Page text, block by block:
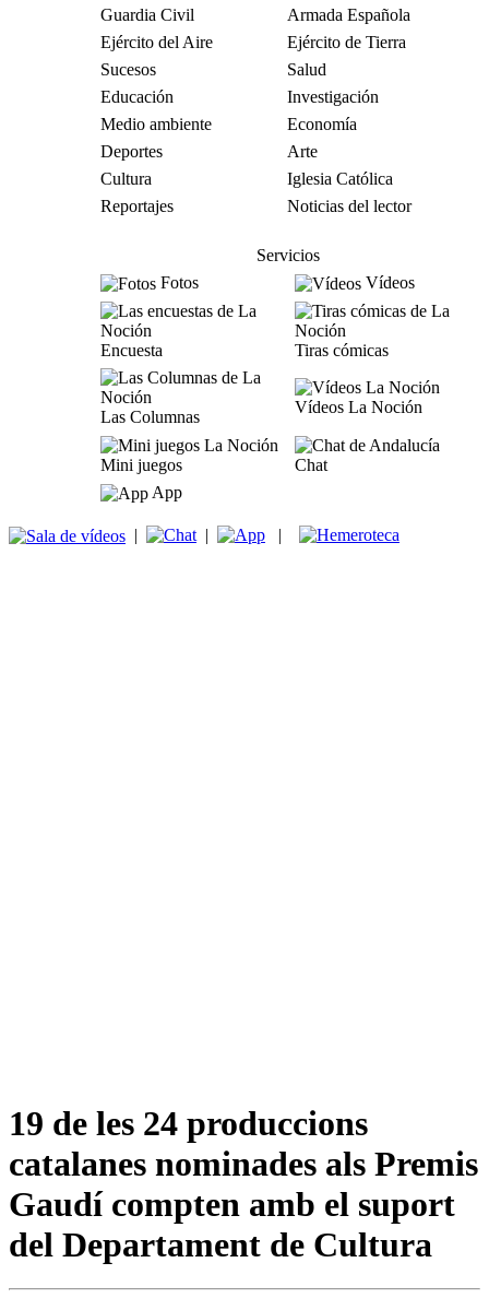
Guardia Civil
Armada Española
Ejército del Aire
Ejército de Tierra
Sucesos
Salud
Educación
Investigación
Medio ambiente
Economía
Deportes
Arte
Cultura
Iglesia Católica
Reportajes
Noticias del lector
Servicios
Fotos
Vídeos
Encuesta Tiras cómicas
Las Columnas
Vídeos La Noción
Mini juegos
Chat
App
| | |
19 de les 24 produccions
catalanes nominades als Premis
Gaudí compten amb el suport
del Departament de Cultura